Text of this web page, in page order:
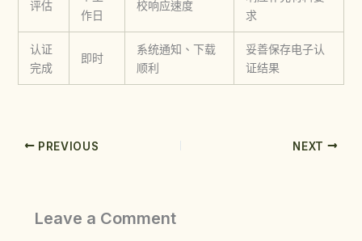
评估
作日
校响应速度
求
认证
完成
即时
系统通知、下载
顺利
妥善保存电子认
证结果
PREVIOUS NEXT
Leave a Comment